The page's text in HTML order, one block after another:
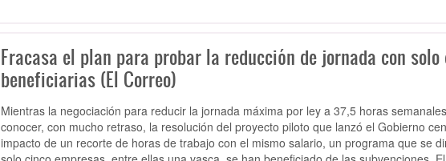
Fracasa el plan para probar la reducción de jornada con solo
beneficiarias (El Correo)
Mientras la negociación para reducir la jornada máxima por ley a 37,5 horas
conocer, con mucho retraso, la resolución del proyecto piloto que lanzó el Gobierno
impacto de un recorte de horas de trabajo con el mismo salario, un programa que se